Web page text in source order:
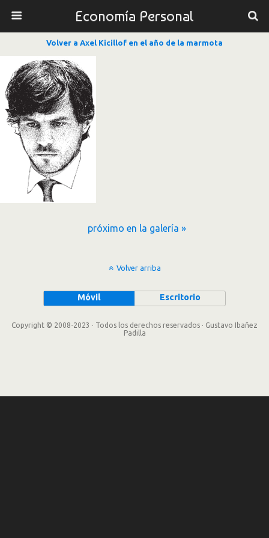
Economía Personal
Volver a Axel Kicillof en el año de la marmota
próximo en la galería »
Volver arriba
Móvil Escritorio
Copyright © 2008-2023 · Todos los derechos reservados · Gustavo Ibañez
Padilla